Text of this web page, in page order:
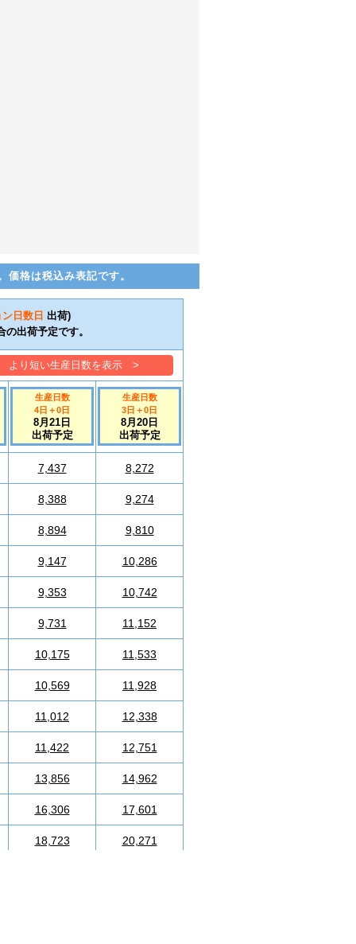
格は税込み表記です。
ン日数 日 出荷)
出荷予定です。
より短い生産日数を表示 >
生産日数
4日 ＋0日
8月21日
出荷予定
生産日数
3日 ＋0日
8月20日
出荷予定
7,437 8,272
8,388 9,274
8,894 9,810
9,147 10,286
9,353 10,742
9,731 11,152
10,175 11,533
10,569 11,928
11,012 12,338
11,422 12,751
13,856 14,962
16,306 17,601
18,723 20,271